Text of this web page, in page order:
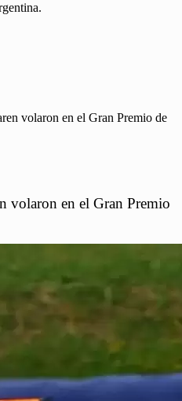
volaron en el Gran Premio de
volaron en el Gran Premio